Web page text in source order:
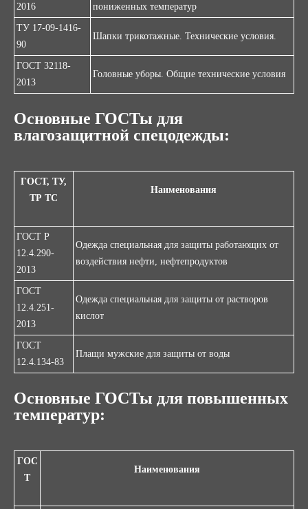
2016
пониженных температур
ТУ 17-09-1416-
90
Шапки трикотажные. Технические условия.
ГОСТ 32118-
2013
Головные уборы. Общие технические условия
Основные ГОСТы для
влагозащитной спецодежды:
ГОСТ, ТУ,
ТР ТС
Наименования
ГОСТ Р
12.4.290-
2013
Одежда специальная для защиты работающих от
воздействия нефти, нефтепродуктов
ГОСТ
12.4.251-
2013
Одежда специальная для защиты от растворов
кислот
ГОСТ
12.4.134-83
Плащи мужские для защиты от воды
Основные ГОСТы для повышенных
температур:
ГОС
Т
Наименования